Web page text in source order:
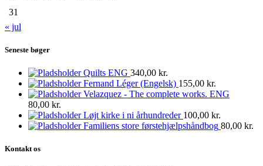
31
« jul
Seneste bøger
Quilts ENG 340,00 kr.
Fernand Léger (Engelsk) 155,00 kr.
Velazquez - The complete works. ENG
80,00 kr.
Løjt kirke i ni århundreder 100,00 kr.
Familiens store førstehjælpshåndbog 80,00 kr.
Kontakt os